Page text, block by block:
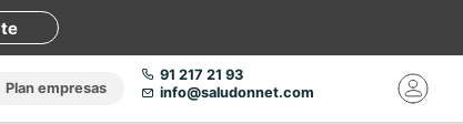
Plan empresas
91 217 21 93
info@saludonnet.com